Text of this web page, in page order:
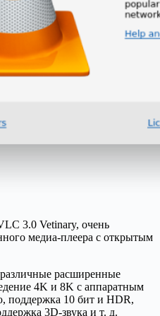
3.0 Vetinary, очень
медиа-плеера с открытым
расширенные
4K и 8K с аппаратным
поддержка 10 бит и HDR,
3D-звука и т. д.